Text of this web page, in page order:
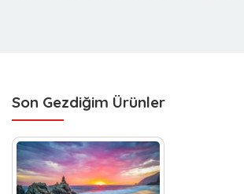
Son Gezdiğim Ürünler